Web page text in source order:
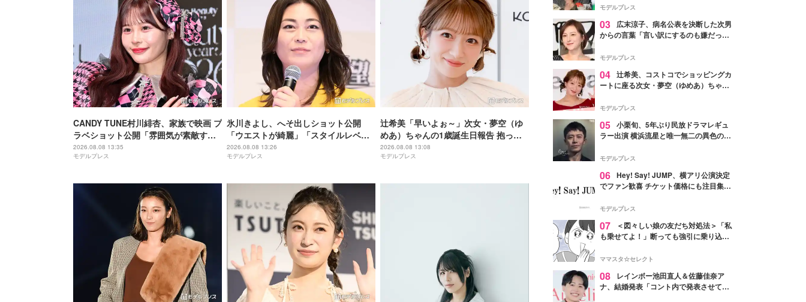
CANDY TUNE村川緋杏、家族で映画 プ
ラベショット公開「雰囲気が素敵すぎ
る」「ほっこり」の声
2026.08.08 13:35
モデルプレス
氷川きよし、へそ出しショット公開
「ウエストが綺麗」「スタイルレベ
チ」と絶賛の声
2026.08.08 13:26
モデルプレス
辻希美「早いよぉ～」次女・夢空（ゆ
めあ）ちゃんの1歳誕生日報告 抱っこ
ショットに反響「すくすく育ってて嬉
しい」「天使」
2026.08.08 13:08
モデルプレス
「かっこいい」と反響
モデルプレス
03
広末涼子、病名公表を決断した次男
からの言葉「言い訳にするのも嫌だっ
モデルプレス
04 辻希美、コストコでショッピングカ
ートに座る次女・夢空（ゆめあ）ちゃん
ぎ」「成長を感じる」の声
モデルプレス
05 小栗旬、5年ぶり民放ドラマレギュ
ラー出演 横浜流星と唯一無二の異色のバ
モデルプレス
06 Hey! Say! JUMP、横アリ公演決定
でファン歓喜 チケット価格にも注目集ま
モデルプレス
07
＜図々しい娘の友だち対処法＞「私
も乗せてよ！」断っても強引に乗り込ん
ママスタ☆セレクト
08
レインボー池田直人＆佐藤佳奈ア
ナ、結婚発表「コント内で発表させてい